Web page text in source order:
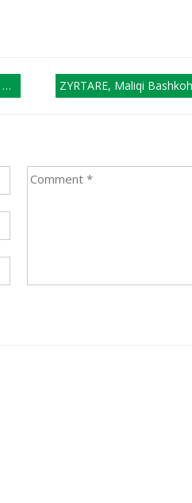
ZYRTARE, Maliqi Bashkohet Me FC Liria,